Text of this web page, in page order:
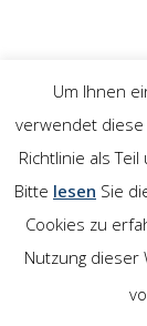
Um Ihnen
verwendet diese
Richtlinie als
Bitte lesen Sie
Cookies zu
Nutzung